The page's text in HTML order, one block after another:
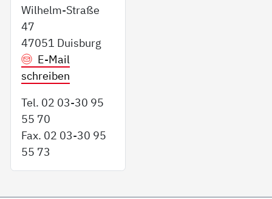
Wilhelm-Straße
47
47051 Duisburg
E-Mail
schreiben
Tel. 02 03-30 95
55 70
Fax. 02 03-30 95
55 73